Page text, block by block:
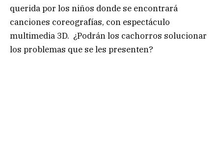
querida por los niños donde se encontrará
canciones coreografías, con espectáculo
multimedia 3D. ¿Podrán los cachorros solucionar
los problemas que se les presenten?